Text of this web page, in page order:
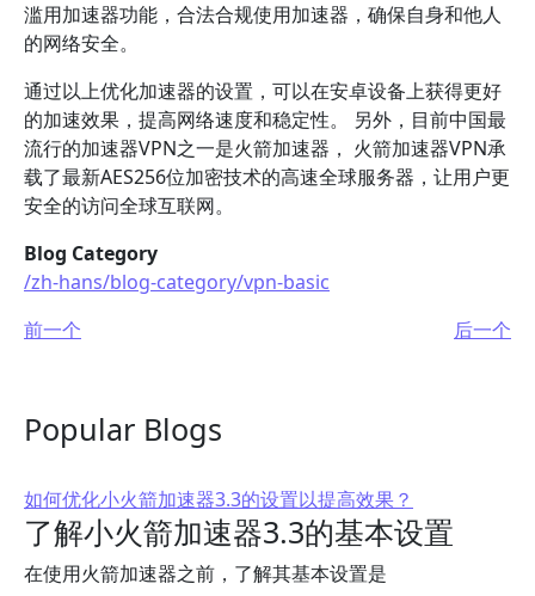
滥用加速器功能，合法合规使用加速器，确保自身和他人
的网络安全。
通过以上优化加速器的设置，可以在安卓设备上获得更好
的加速效果，提高网络速度和稳定性。 另外，目前中国最
流行的加速器VPN之一是火箭加速器， 火箭加速器VPN承
载了最新AES256位加密技术的高速全球服务器，让用户更
安全的访问全球互联网。
Blog Category
/zh-hans/blog-category/vpn-basic
前一个
后一个
Popular Blogs
如何优化小火箭加速器3.3的设置以提高效果？
了解小火箭加速器3.3的基本设置
在使用火箭加速器之前，了解其基本设置是